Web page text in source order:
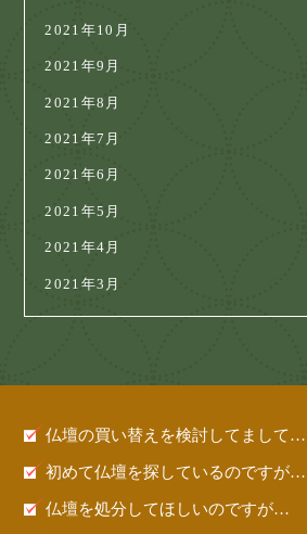
2021年10月
2021年9月
2021年8月
2021年7月
2021年6月
2021年5月
2021年4月
2021年3月
仏壇の買い替えを検討してまして…
初めて仏壇を探しているのですが…
仏壇を処分してほしいのですが…